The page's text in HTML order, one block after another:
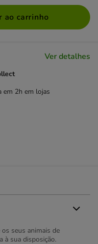
ao carrinho
Ver detalhes
em 2h em lojas
seus animais de
à sua disposição.